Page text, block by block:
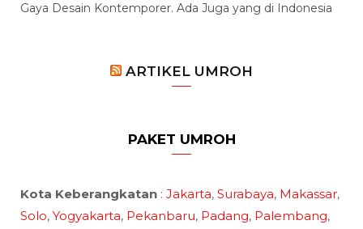
Gaya Desain Kontemporer. Ada Juga yang di Indonesia
ARTIKEL UMROH
PAKET UMROH
Kota Keberangkatan : Jakarta, Surabaya, Makassar,
Solo, Yogyakarta, Pekanbaru, Padang, Palembang,